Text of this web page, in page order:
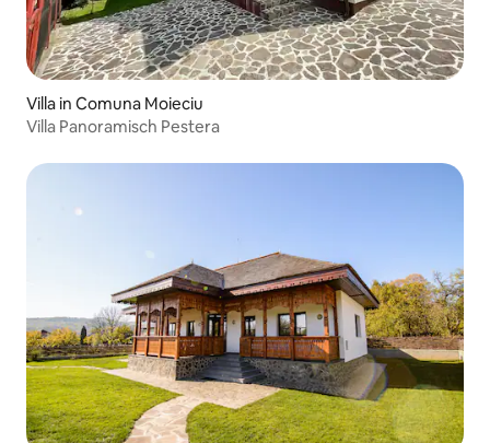
Villa in Comuna Moieciu
Villa Panoramisch Pestera